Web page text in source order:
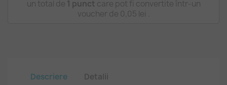
un total de 1 punct care pot fi convertite într-un
voucher de 0,05 lei
Descriere Detalii